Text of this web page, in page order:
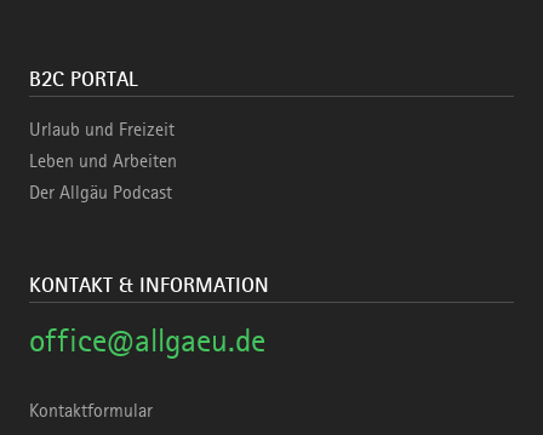
B2C PORTAL
Urlaub und Freizeit
Leben und Arbeiten
Der Allgäu Podcast
KONTAKT & INFORMATION
office@allgaeu.de
Kontaktformular